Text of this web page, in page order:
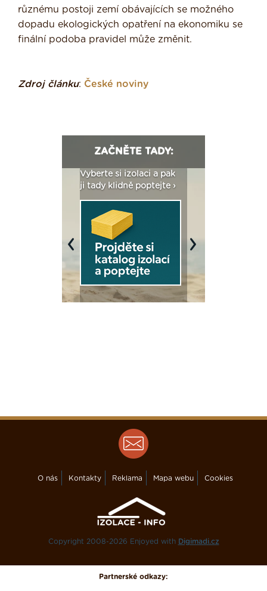
různému postoji zemí obávajících se možného
dopadu ekologických opatření na ekonomiku se
finální podoba pravidel může změnit.
Zdroj článku: České noviny
ZAČNĚTE TADY:
Vyberte si izolaci a pak
ji tady klidně poptejte ›
Previous Next
O nás Kontakty Reklama Mapa webu Cookies
Copyright 2008-2026 Enjoyed with Digimadi.cz
Partnerské odkazy: